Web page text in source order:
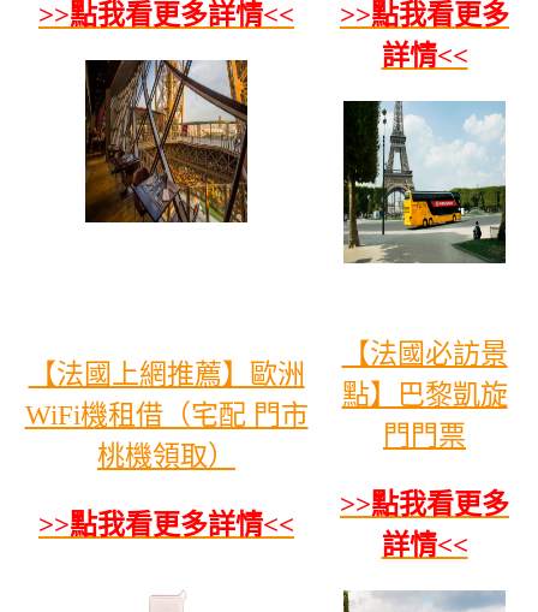
>>點我看更多詳情<<
>>點我看更多
詳情<<
【法國上網推薦】歐洲
WiFi機租借（宅配 門市
桃機領取）
>>點我看更多詳情<<
【法國必訪景
點】巴黎凱旋
門門票
>>點我看更多
詳情<<